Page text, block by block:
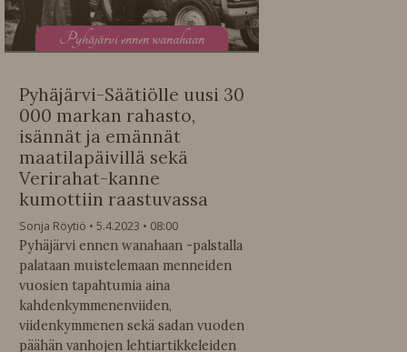
Pyhäjärvi ennen wanahaan
Pyhäjärvi-Säätiölle uusi 30
000 markan rahasto,
isännät ja emännät
maatilapäivillä sekä
Verirahat-kanne
kumottiin raastuvassa
Sonja Röytiö 5.4.2023
08:00
Pyhäjärvi ennen wanahaan -palstalla
palataan muistelemaan menneiden
vuosien tapahtumia aina
kahdenkymmenenviiden,
viidenkymmenen sekä sadan vuoden
päähän vanhojen lehtiartikkeleiden